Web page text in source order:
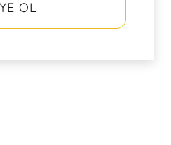
OL